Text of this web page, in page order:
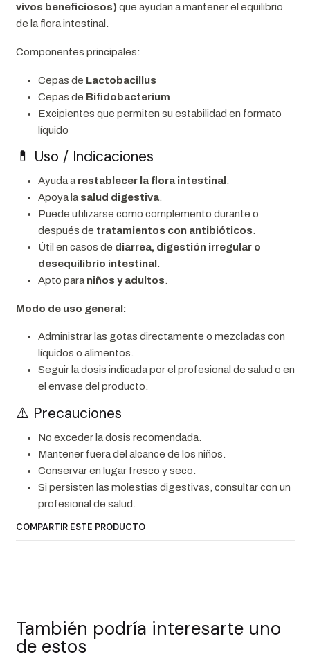
vivos beneficiosos) que ayudan a mantener el equilibrio
de la flora intestinal.
Componentes principales:
Cepas de Lactobacillus
Cepas de Bifidobacterium
Excipientes que permiten su estabilidad en formato
líquido
💊 Uso / Indicaciones
Ayuda a restablecer la flora intestinal
Apoya la salud digestiva.
Puede utilizarse como complemento durante o
después de tratamientos con antibióticos
Útil en casos de diarrea, digestión irregular o
desequilibrio intestinal
Apto para niños y adultos
Modo de uso general:
Administrar las gotas directamente o mezcladas con
líquidos o alimentos.
Seguir la dosis indicada por el profesional de salud o en
el envase del producto.
⚠️ Precauciones
No exceder la dosis recomendada.
Mantener fuera del alcance de los niños.
Conservar en lugar fresco y seco.
Si persisten las molestias digestivas, consultar con un
profesional de salud.
COMPARTIR ESTE PRODUCTO
También podría interesarte uno
de estos